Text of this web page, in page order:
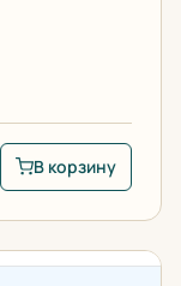
В корзину:
В корзину